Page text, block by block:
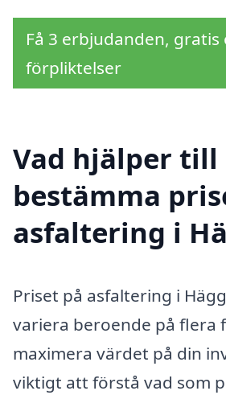
Få 3 erbjudanden, gratis
förpliktelser
Vad hjälper
bestämma
asfaltering i
Priset på asfaltering i
variera beroende på flera
maximera värdet på din
viktigt att förstå vad som